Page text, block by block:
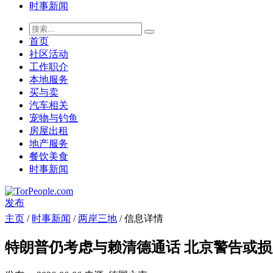
时事新闻
首页
社区活动
工作职介
本地服务
买与卖
汽车相关
宠物与钓鱼
房屋出租
地产服务
餐饮美食
时事新闻
发布
主页 / 时事新闻 /两岸三地 / 信息详情
特朗普仍考虑与赖清德通话 北京警告或